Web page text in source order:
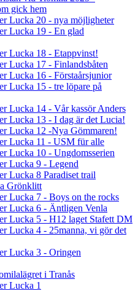
gick hem
Lucka 20 - nya möjligheter
Lucka 19 - En glad
Lucka 18 - Etappvinst!
Lucka 17 - Finlandsbåten
Lucka 16 - Förstaårsjunior
Lucka 15 - tre löpare på
Lucka 14 - Vår kassör Anders
Lucka 13 - I dag är det Lucia!
Lucka 12 -Nya Gömmaren!
Lucka 11 - USM für alle
Lucka 10 - Ungdomsserien
Lucka 9 - Legend
Lucka 8 Paradiset trail
Grönklitt
Lucka 7 - Boys on the rocks
Lucka 6 - Äntligen Venla
Lucka 5 - H12 laget Stafett DM
Lucka 4 - 25manna, vi gör det
Lucka 3 - Oringen
i Tranås
Lucka 1